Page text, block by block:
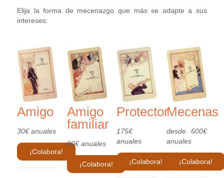
Elija la forma de mecenazgo que más se adapte a sus
intereses:
Amigo
30€ anuales
¡Colabora!
Amigo
familiar
60€ anuales
¡Colabora!
Protector
175€
anuales
¡Colabora!
Mecenas
desde 600€
anuales
¡Colabora!